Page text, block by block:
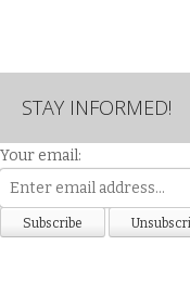
STAY INFORMED!
Your email: